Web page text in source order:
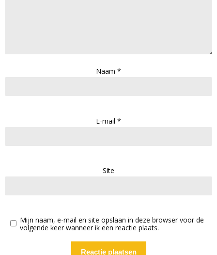
Naam *
E-mail *
Site
Mijn naam, e-mail en site opslaan in deze browser voor de
volgende keer wanneer ik een reactie plaats.